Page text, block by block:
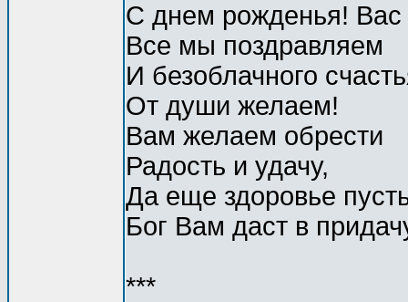
С днем рожденья! Вас
Все мы поздравляем
И безоблачного
От души желаем!
Вам желаем обрести
Радость и удачу,
Да еще здоровье
Бог Вам даст в
***